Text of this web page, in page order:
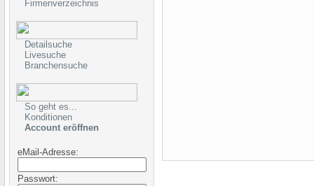
Firmenverzeichnis
Detailsuche
Livesuche
Branchensuche
So geht es...
Konditionen
Account eröffnen
eMail-Adresse:
Passwort: